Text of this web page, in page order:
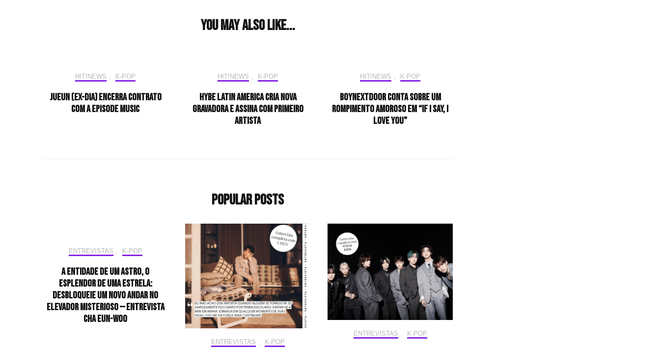
You may also like...
HIT!NEWS , K-POP
JUEUN (ex-DIA) encerra contrato
com a EPISODE MUSIC
HIT!NEWS , K-POP
HYBE Latin America cria nova
gravadora e assina com primeiro
artista
HIT!NEWS , K-POP
BOYNEXTDOOR conta sobre um
rompimento amoroso em “IF I SAY, I
LOVE YOU”
Popular Posts
ENTREVISTAS , K-POP
A entidade de um astro, o
esplendor de uma estrela:
desbloqueie um novo andar no
elevador misterioso — Entrevista
CHA EUN-WOO
ENTREVISTAS K-POP
ENTREVISTAS , K-POP